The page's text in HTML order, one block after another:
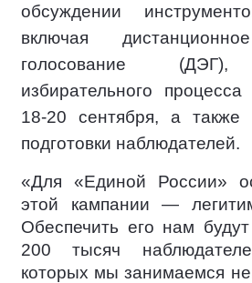
обсуждении
включая
голосование (ДЭГ),
избирательного
18-20 сентября, а
подготовки наблюдателей.
«Для «Единой России»
этой кампании —
Обеспечить его нам
200 тысяч
которых мы занимаемся